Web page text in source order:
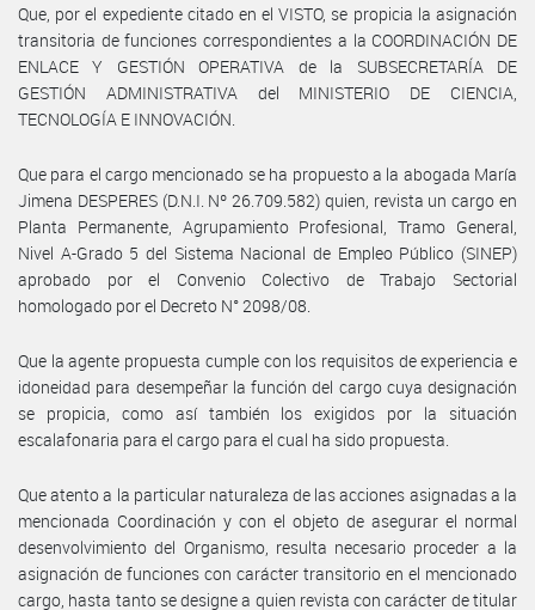
Que, por el expediente citado en el VISTO, se propicia la asignación
transitoria de funciones correspondientes a la COORDINACIÓN DE
ENLACE Y GESTIÓN OPERATIVA de la SUBSECRETARÍA DE
GESTIÓN ADMINISTRATIVA del MINISTERIO DE CIENCIA,
TECNOLOGÍA E INNOVACIÓN.
Que para el cargo mencionado se ha propuesto a la abogada María
Jimena DESPERES (D.N.I. Nº 26.709.582) quien, revista un cargo en
Planta Permanente, Agrupamiento Profesional, Tramo General,
Nivel A-Grado 5 del Sistema Nacional de Empleo Público (SINEP)
aprobado por el Convenio Colectivo de Trabajo Sectorial
homologado por el Decreto N° 2098/08.
Que la agente propuesta cumple con los requisitos de experiencia e
idoneidad para desempeñar la función del cargo cuya designación
se propicia, como así también los exigidos por la situación
escalafonaria para el cargo para el cual ha sido propuesta.
Que atento a la particular naturaleza de las acciones asignadas a la
mencionada Coordinación y con el objeto de asegurar el normal
desenvolvimiento del Organismo, resulta necesario proceder a la
asignación de funciones con carácter transitorio en el mencionado
cargo, hasta tanto se designe a quien revista con carácter de titular